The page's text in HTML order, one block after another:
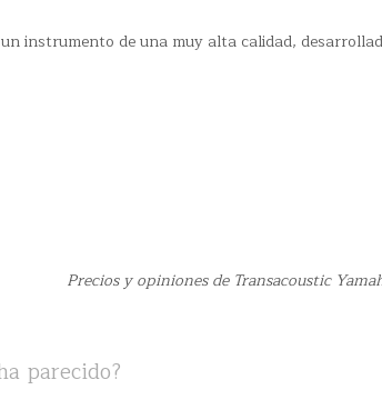
instrumento de una muy alta calidad,
Precios y opiniones de Transacoustic
parecido?